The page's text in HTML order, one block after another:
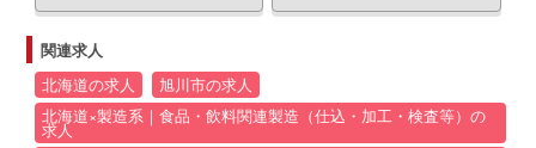
関連求人
北海道の求人
旭川市の求人
北海道×製造系｜食品・飲料関連製造（仕込・加工・検査等）の
求人